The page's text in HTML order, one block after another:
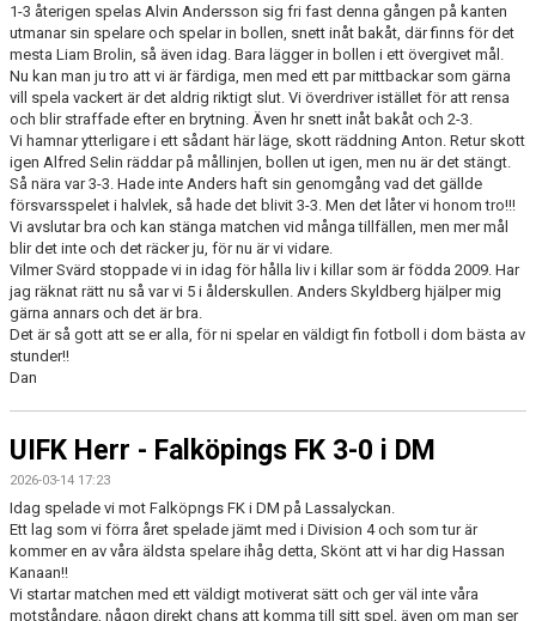
1-3 återigen spelas Alvin Andersson sig fri fast denna gången på kanten
utmanar sin spelare och spelar in bollen, snett inåt bakåt, där finns för det
mesta Liam Brolin, så även idag. Bara lägger in bollen i ett övergivet mål.
Nu kan man ju tro att vi är färdiga, men med ett par mittbackar som gärna
vill spela vackert är det aldrig riktigt slut. Vi överdriver istället för att rensa
och blir straffade efter en brytning. Även hr snett inåt bakåt och 2-3.
Vi hamnar ytterligare i ett sådant här läge, skott räddning Anton. Retur skott
igen Alfred Selin räddar på mållinjen, bollen ut igen, men nu är det stängt.
Så nära var 3-3. Hade inte Anders haft sin genomgång vad det gällde
försvarsspelet i halvlek, så hade det blivit 3-3. Men det låter vi honom tro!!!
Vi avslutar bra och kan stänga matchen vid många tillfällen, men mer mål
blir det inte och det räcker ju, för nu är vi vidare.
Vilmer Svärd stoppade vi in idag för hålla liv i killar som är födda 2009. Har
jag räknat rätt nu så var vi 5 i ålderskullen. Anders Skyldberg hjälper mig
gärna annars och det är bra.
Det är så gott att se er alla, för ni spelar en väldigt fin fotboll i dom bästa av
stunder!!
Dan
UIFK Herr - Falköpings FK 3-0 i DM
2026-03-14 17:23
Idag spelade vi mot Falköpngs FK i DM på Lassalyckan.
Ett lag som vi förra året spelade jämt med i Division 4 och som tur är
kommer en av våra äldsta spelare ihåg detta, Skönt att vi har dig Hassan
Kanaan!!
Vi startar matchen med ett väldigt motiverat sätt och ger väl inte våra
motståndare, någon direkt chans att komma till sitt spel, även om man ser